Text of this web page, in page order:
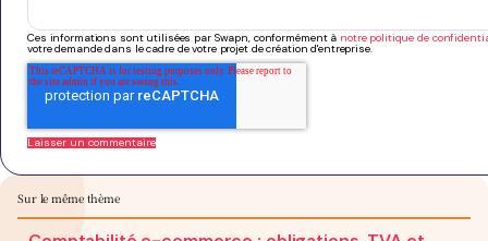
Ces informations sont utilisées par Swapn, conformément à notre politique de
votre demande dans le cadre de votre projet de création d'entreprise.
Sur le même thème